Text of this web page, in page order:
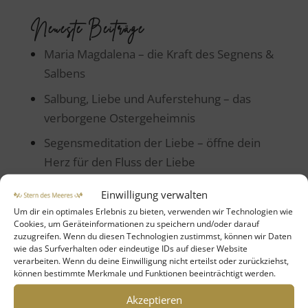
Einwilligung verwalten
Um dir ein optimales Erlebnis zu bieten, verwenden wir Technologien wie
Cookies, um Geräteinformationen zu speichern und/oder darauf
zuzugreifen. Wenn du diesen Technologien zustimmst, können wir Daten
wie das Surfverhalten oder eindeutige IDs auf dieser Website
verarbeiten. Wenn du deine Einwilligung nicht erteilst oder zurückziehst,
können bestimmte Merkmale und Funktionen beeinträchtigt werden.
Akzeptieren
Neueste Beiträge
Maria Magdalena – die Kraft des Segnens &
Salbens
Salbung, Liebe und Auferstehung – das
verborgene Ostergeheimnis
Segensmeditation der Liebe – öffne dein
Herz für den Fluss der Liebe
Superpower Thought Wertschätzung
Tanz der Ahnen – Heilung in Leichtigkeit
Neueste Kommentare
BrigittzuMaria Magdalena – die Kraft des
Segnens & Salbens